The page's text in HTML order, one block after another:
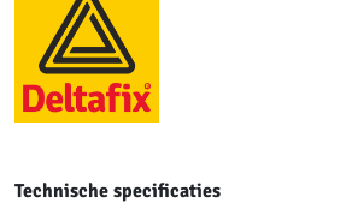
Technische specificaties